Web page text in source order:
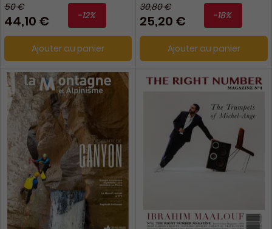
50 €
44,10 € -12%
Ajouter au panier
30,80 €
25,20 € -18%
Ajouter au panier